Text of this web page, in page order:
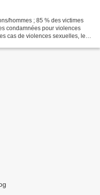
hommes ; 85 % des victimes
condamnées pour violences
cas de violences sexuelles, les